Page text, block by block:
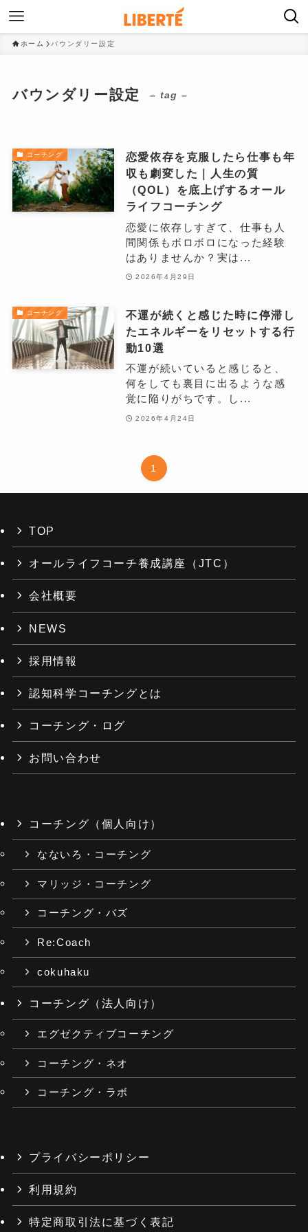
ホーム バウンダリー設定
バウンダリー設定 – tag –
コーチング
恋愛依存を克服したら仕事も年
収も劇変した｜人生の質
（QOL）を底上げするオール
ライフコーチング
恋愛に依存しすぎて、仕事も人
間関係もボロボロになった経験
はありませんか？実は...
2026年4月29日
コーチング
不運が続くと感じた時に停滞し
たエネルギーをリセットする行
動10選
不運が続いていると感じると、
何をしても裏目に出るような感
覚に陥りがちです。し...
2026年4月24日
1
TOP
オールライフコーチ養成講座（JTC）
会社概要
NEWS
採用情報
認知科学コーチングとは
コーチング・ログ
お問い合わせ
コーチング（個人向け）
なないろ・コーチング
マリッジ・コーチング
コーチング・バズ
Re:Coach
cokuhaku
コーチング（法人向け）
エグゼクティブコーチング
コーチング・ネオ
コーチング・ラボ
プライバシーポリシー
利用規約
特定商取引法に基づく表記